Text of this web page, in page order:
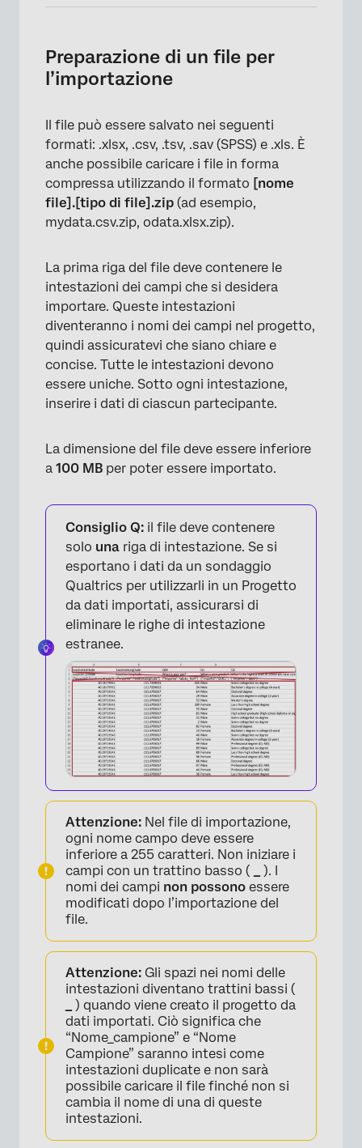
Preparazione di un file per
l’importazione
Il file può essere salvato nei seguenti
formati: .xlsx, .csv, .tsv, .sav (SPSS) e .xls. È
anche possibile caricare i file in forma
compressa utilizzando il formato [nome
file].[tipo di file].zip (ad esempio,
mydata.csv.zip, odata.xlsx.zip).
La prima riga del file deve contenere le
intestazioni dei campi che si desidera
importare. Queste intestazioni
diventeranno i nomi dei campi nel progetto,
quindi assicuratevi che siano chiare e
concise. Tutte le intestazioni devono
essere uniche. Sotto ogni intestazione,
inserire i dati di ciascun partecipante.
La dimensione del file deve essere inferiore
a 100 MB per poter essere importato.
Consiglio Q: il file deve contenere
solo una riga di intestazione. Se si
esportano i dati da un sondaggio
Qualtrics per utilizzarli in un Progetto
da dati importati, assicurarsi di
eliminare le righe di intestazione
estranee.
Attenzione: Nel file di importazione,
ogni nome campo deve essere
inferiore a 255 caratteri. Non iniziare i
campi con un trattino basso (
). I
nomi dei campi non possono essere
modificati dopo l’importazione del
file.
Attenzione: Gli spazi nei nomi delle
intestazioni diventano trattini bassi (
) quando viene creato il progetto da
dati importati. Ciò significa che
“Nome_campione” e “Nome
Campione” saranno intesi come
intestazioni duplicate e non sarà
possibile caricare il file finché non si
cambia il nome di una di queste
intestazioni.